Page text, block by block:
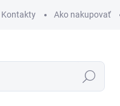
Kontakty Ako nakupovať
Hľadať